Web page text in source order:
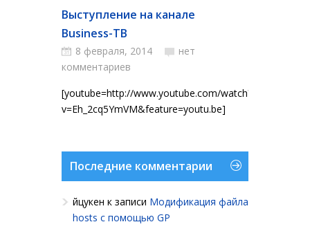
Выступление на канале
Business-ТВ
8 февраля, 2014
нет
комментариев
[youtube=http://www.youtube.com/watch?
v=Eh_2cq5YmVM&feature=youtu.be]
Последние комментарии
йцукен к записи Модификация файла
hosts с помощью GP